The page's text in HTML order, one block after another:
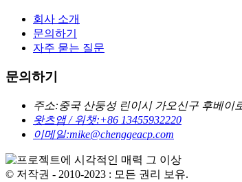
회사 소개
문의하기
자주 묻는 질문
문의하기
주소:중국 산둥성 린이시 가오신구 후베이
왓츠앱 / 위챗:+86 13455932220
이메일:mike@chenggeacp.com
© 저작권 - 2010-2023 : 모든 권리 보유.